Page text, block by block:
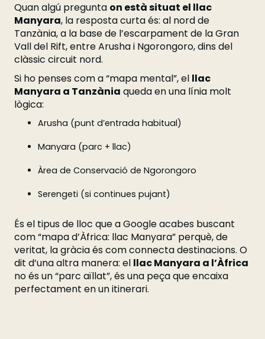
Quan algú pregunta on està situat el llac
Manyara, la resposta curta és: al nord de
Tanzània, a la base de l’escarpament de la Gran
Vall del Rift, entre Arusha i Ngorongoro, dins del
clàssic circuit nord.
Si ho penses com a “mapa mental”, el llac
Manyara a Tanzània queda en una línia molt
lògica:
Arusha (punt d’entrada habitual)
Manyara (parc + llac)
Àrea de Conservació de Ngorongoro
Serengeti (si continues pujant)
És el tipus de lloc que a Google acabes buscant
com “mapa d’Àfrica: llac Manyara” perquè, de
veritat, la gràcia és com connecta destinacions. O
dit d’una altra manera: el llac Manyara a l’Àfrica
no és un “parc aïllat”, és una peça que encaixa
perfectament en un itinerari.